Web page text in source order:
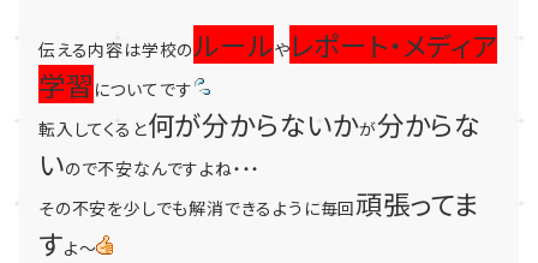
伝える内容は学校のルールや レポート・メディア
学習 についてです
転入してくると何が分からないかが分からな
いので不安なんですよね・・・
その不安を少しでも解消できるように毎回頑張ってま
すよ～